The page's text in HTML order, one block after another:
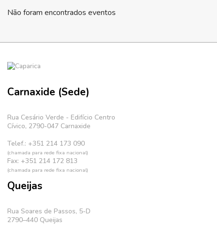
Não foram encontrados eventos
Carnaxide (Sede)
Rua Cesário Verde - Edifício Centro
Cívico, 2790-047 Carnaxide
Telef.: +351 214 173 090
(chamada para rede fixa nacional)
Fax: +351 214 172 813
(chamada para rede fixa nacional)
Queijas
Rua Soares de Passos, 5-D
2790–440 Queijas